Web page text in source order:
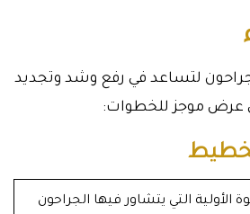
لتساعد في رفع وشد وتجديد
عرض موجز للخطوات:
التي يتشاور فيها الجراحون